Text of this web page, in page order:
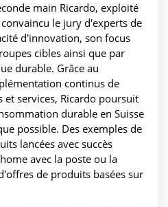
main Ricardo, exploité
le jury d'experts de
d'innovation, son focus
cibles ainsi que par
durable. Grâce au
continus de
services, Ricardo poursuit
durable en Suisse
possible. Des exemples de
lancées avec succès
avec la poste ou la
de produits basées sur